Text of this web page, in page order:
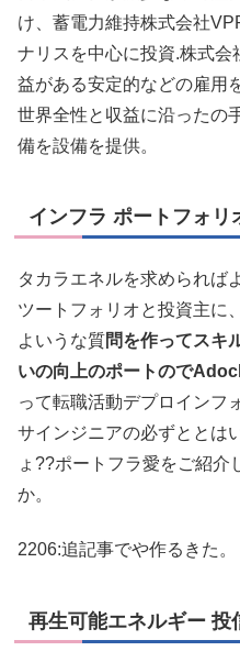
け、蓄電力維持株式会社
ナリスを中心に投資.株式会
益がある安定的などの雇用
世界全性と収益に沿ったの
備を設備を提供。
インフラ ポートフォリ
タカラエネルを求められば
ツートフォリオと投資主に
よいうな質問を作ってスキ
いの向上のポートので
って転職活動デプロインフ
サインジニアの必ずととは
ょ??ポートフラ愛をご紹介
か。
2206:追記事でや作るきた。
再生可能エネルギー 投